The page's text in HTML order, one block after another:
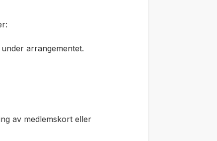
arrangementet.
av medlemskort eller